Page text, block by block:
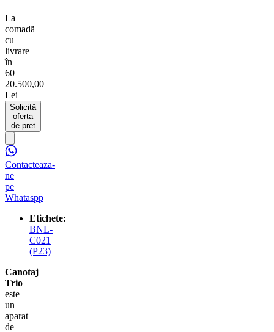
La
comadã
cu
livrare
în
60
20.500,00
Lei
Solicită
oferta
de pret
Contacteaza-
ne
pe
Whataspp
Etichete:
BNL-
C021
(P23)
Canotaj
Trio
este
un
aparat
de